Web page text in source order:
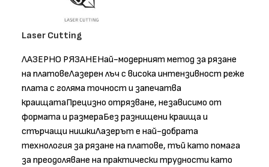
Laser Cutting
ЛАЗЕРНО РЯЗАНЕНай-модерният метод за рязане
на платовеЛазерен лъч с висока интензивност реже
плата с голяма точност и запечатва
краищатаПрецизно отрязване, независимо от
формата и размераБез разнищени краища и
стърчащи нишкиЛазерът е най-добрата
технология за рязане на платове, тъй като помага
за преодоляване на практически трудности като